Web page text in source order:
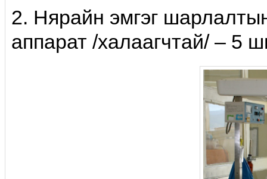
2. Нярайн эмгэг
аппарат /халаагчтай/ – 5